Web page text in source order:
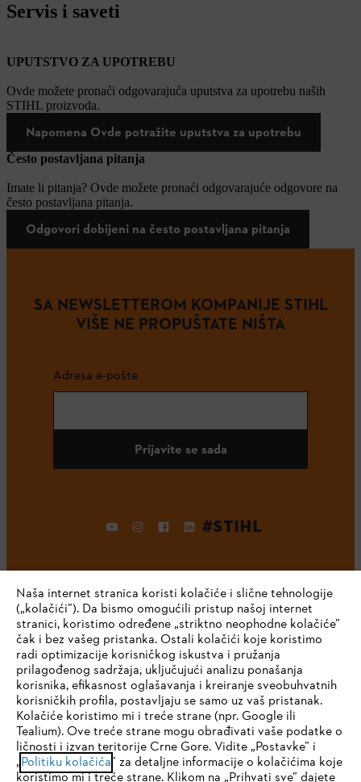
Servis i saveti
UPUTSTVO ZA UPOTREBU
Ovde možete pronaći odgovarajuća uputstva za upotrebu naših
STIHL proizvoda.
Napomena Ovde potražite uputstva za upotrebu
Često postavljana pitanja
Imate li pitanja? Ovde možete pronaći odgovarajuće odgovore na
često postavljana pitanja.
Odgovori dobijeni na često postavljana pitanja
SA NEWSLETTEROM KOMPANIJE STIHL
VIŠE NE PROPUŠTATE NIŠTA
Adresa e-pošte
Prijavite se sada
#STIHL
Kompanija
STIHL FAQ
IHR BROWSER WIRD NICHT
Naša internet stranica koristi kolačiće i slične tehnologije
(„kolačići”). Da bismo omogućili pristup našoj internet
stranici, koristimo određene „striktno neophodne kolačiće”
čak i bez vašeg pristanka. Ostali kolačići koje koristimo
radi optimizacije korisničkog iskustva i pružanja
prilagođenog sadržaja, uključujući analizu ponašanja
korisnika, efikasnost oglašavanja i kreiranje sveobuhvatnih
korisničkih profila, postavljaju se samo uz vaš pristanak.
Kolačiće koristimo mi i treće strane (npr. Google ili
Tealium). Ove treće strane mogu obrađivati vaše podatke o
ličnosti i izvan teritorije Crne Gore. Vidite „Postavke” i
„Politiku kolačića” za detaljne informacije o kolačićima koje
koristimo mi i treće strane. Klikom na „Prihvati sve” dajete